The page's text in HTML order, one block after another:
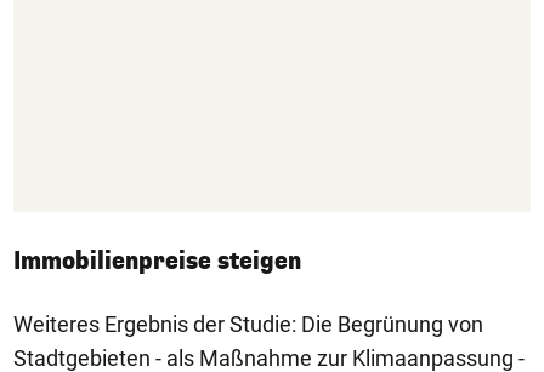
Immobilienpreise steigen
Weiteres Ergebnis der Studie: Die Begrünung von
Stadtgebieten - als Maßnahme zur Klimaanpassung -